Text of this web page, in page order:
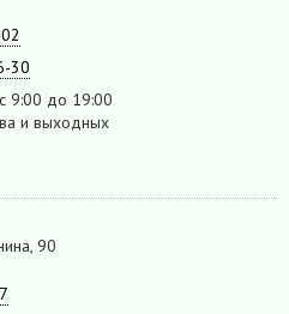
30
9:00 до 19:00
и выходных
90